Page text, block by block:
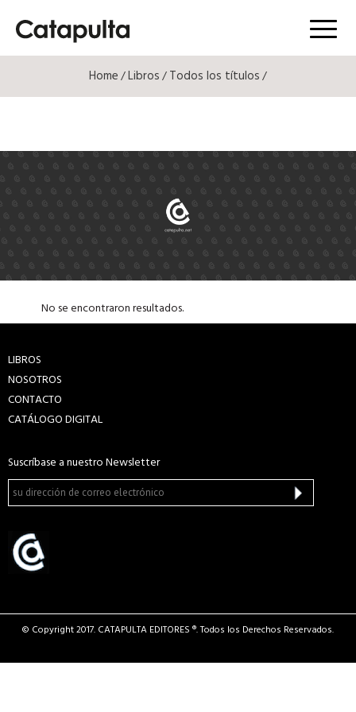
Menú
Home/Libros/Todos los títulos/
No se encontraron resultados.
LIBROS
NOSOTROS
CONTACTO
CATÁLOGO DIGITAL
Suscríbase a nuestro Newsletter
© Copyright 2017. CATAPULTA EDITORES ®. Todos los Derechos Reservados.